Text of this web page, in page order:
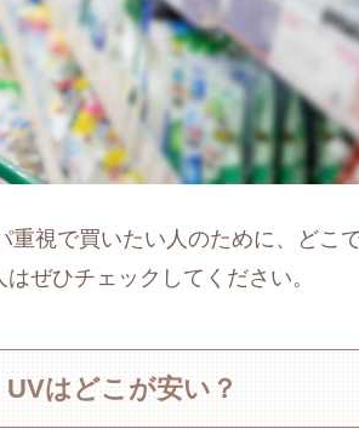
重視で買いたい人のために、どこ
ぜひチェックしてください。
はどこが安い？